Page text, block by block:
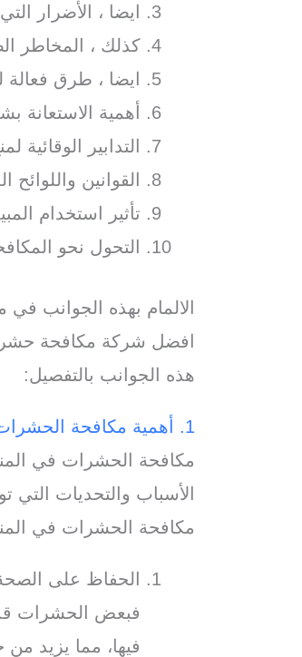
ايضا ، الأضرار
كذلك ، المخاطر
ايضا ، طرق
أهمية
التدابير الوقائية
القوانين
تأثير استخدام
التحول نحو
الالمام بهذه الجوانب
افضل شركة مكافحة
هذه الجوانب بالتفصيل:
1. أهمية مكافحة الحشرات في المنازل والمباني
مكافحة الحشرات في
الأسباب والتحديات التي
مكافحة الحشرات في
الحفاظ على
فبعض الحشرات قد
فيها، مما يزيد من